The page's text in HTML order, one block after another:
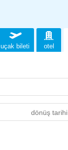
uçak bileti otel